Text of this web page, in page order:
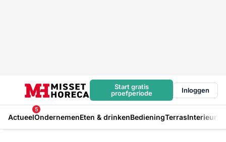
Start gratis
proefperiode
Inloggen
Actueel
5
OndernemenEten & drinkenBedieningTerrasInterieur